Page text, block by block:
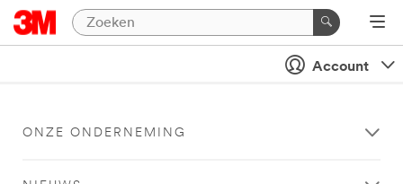
Account
ONZE ONDERNEMING